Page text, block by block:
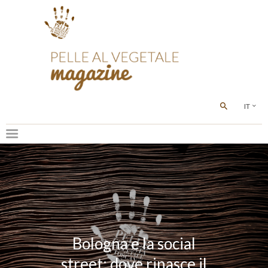
IT
Bologna e la social
street: dove rinasce il